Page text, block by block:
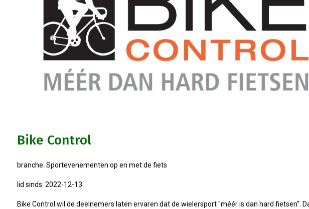
Bike Control
branche: Sportevenementen op en met de fiets
lid sinds: 2022-12-13
Bike Control wil de deelnemers laten ervaren dat de wielersport "méér is dan hard fietsen".